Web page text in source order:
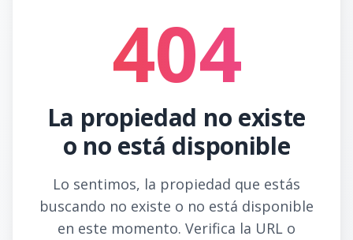
404
La propiedad no existe
o no está disponible
Lo sentimos, la propiedad que estás
buscando no existe o no está disponible
en este momento. Verifica la URL o